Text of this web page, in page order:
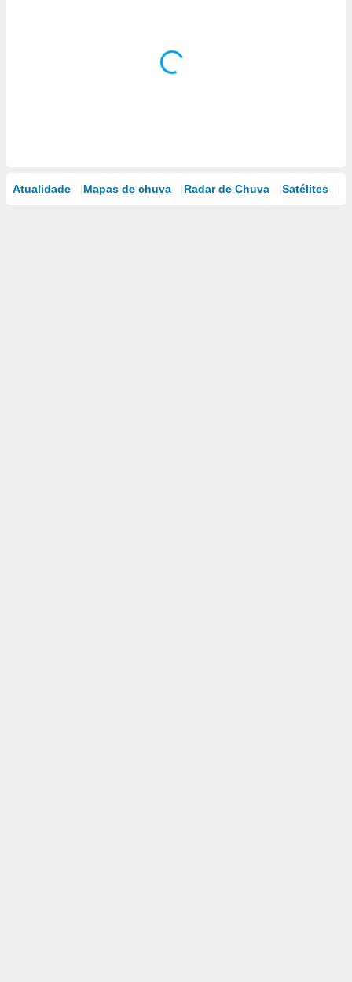
Atualidade Mapas de chuva Radar de Chuva Satélites